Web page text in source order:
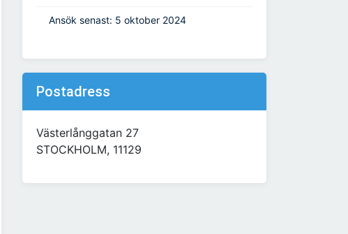
Ansök senast: 5 oktober 2024
Postadress
Västerlånggatan 27
STOCKHOLM, 11129